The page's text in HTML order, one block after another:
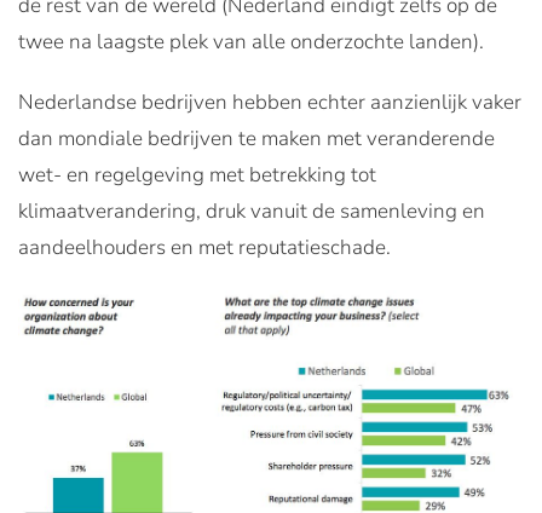
de rest van de wereld (Nederland eindigt zelfs op de
twee na laagste plek van alle onderzochte landen).
Nederlandse bedrijven hebben echter aanzienlijk vaker
dan mondiale bedrijven te maken met veranderende
wet- en regelgeving met betrekking tot
klimaatverandering, druk vanuit de samenleving en
aandeelhouders en met reputatieschade.